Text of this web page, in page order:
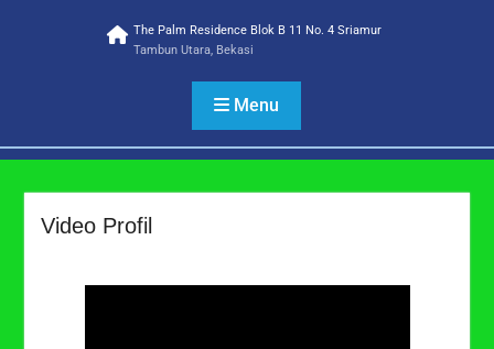
The Palm Residence Blok B 11 No. 4 Sriamur
Tambun Utara, Bekasi
Menu
Video Profil